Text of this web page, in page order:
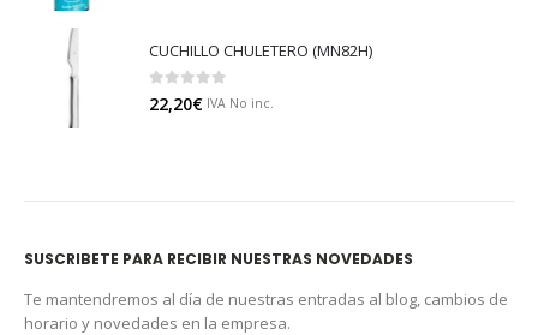
CUCHILLO CHULETERO (MN82H)
0out of 5
22,20€ IVA No inc.
SUSCRIBETE PARA RECIBIR NUESTRAS NOVEDADES
Te mantendremos al día de nuestras entradas al blog, cambios de
horario y novedades en la empresa.